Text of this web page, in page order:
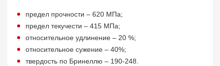
предел прочности – 620 МПа;
предел текучести – 415 МПа;
относительное удлинение – 20 %;
относительное сужение – 40%;
твердость по Бринеллю – 190-248.